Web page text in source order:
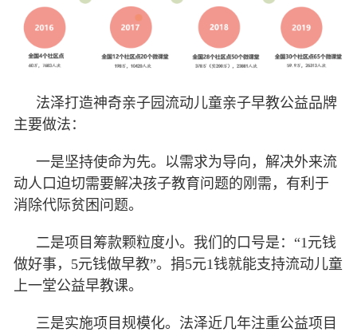
法泽打造神奇亲子园流动儿童亲子早教公益品牌
主要做法：
一是坚持使命为先。以需求为导向，解决外来流
动人口迫切需要解决孩子教育问题的刚需，有利于
消除代际贫困问题。
二是项目筹款颗粒度小。我们的口号是：“1元钱
做好事，5元钱做早教”。捐5元1钱就能支持流动儿童
上一堂公益早教课。
三是实施项目规模化。法泽近几年注重公益项目